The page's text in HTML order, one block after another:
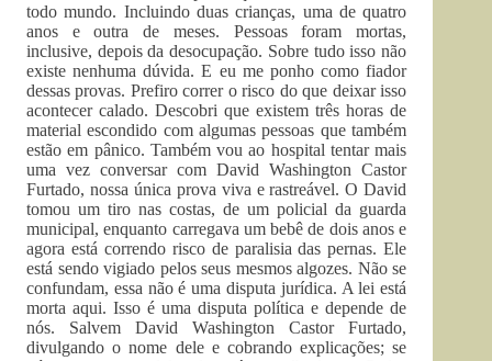
todo mundo. Incluindo duas crianças, uma de quatro
anos e outra de meses. Pessoas foram mortas,
inclusive, depois da desocupação. Sobre tudo isso não
existe nenhuma dúvida. E eu me ponho como fiador
dessas provas. Prefiro correr o risco do que deixar isso
acontecer calado. Descobri que existem três horas de
material escondido com algumas pessoas que também
estão em pânico. Também vou ao hospital tentar mais
uma vez conversar com David Washington Castor
Furtado, nossa única prova viva e rastreável. O David
tomou um tiro nas costas, de um policial da guarda
municipal, enquanto carregava um bebê de dois anos e
agora está correndo risco de paralisia das pernas. Ele
está sendo vigiado pelos seus mesmos algozes. Não se
confundam, essa não é uma disputa jurídica. A lei está
morta aqui. Isso é uma disputa política e depende de
nós. Salvem David Washington Castor Furtado,
divulgando o nome dele e cobrando explicações; se